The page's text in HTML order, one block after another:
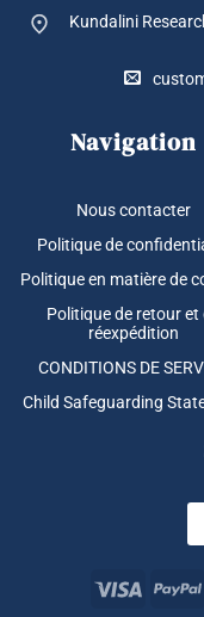
Kundalini
Navigation
Nous contacter
Politique de
Politique en matière de
Politique de retour et
réexpédition
CONDITIONS DE
Child Safeguarding